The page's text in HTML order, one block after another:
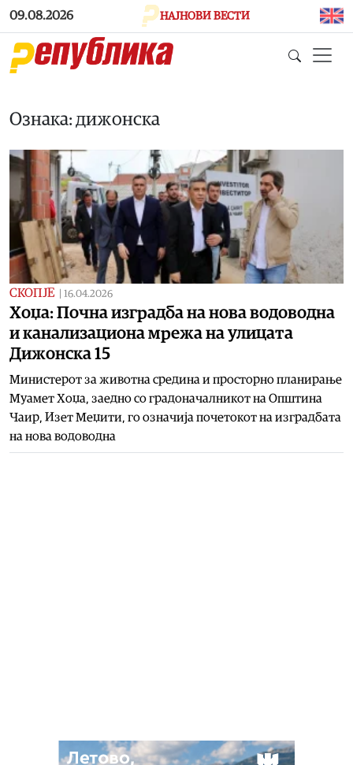
Skip to main content
09.08.2026 НАЈНОВИ ВЕСТИ
Ознака: дижонска
СКОПЈЕ 16.04.2026
Хоџа: Почна изградба на нова водоводна
и канализациона мрежа на улицата
Дижонска 15
Министерот за животна средина и просторно планирање
Муамет Хоџа, заедно со градоначалникот на Општина
Чаир, Изет Меџити, го означија почетокот на изградбата
на нова водоводна